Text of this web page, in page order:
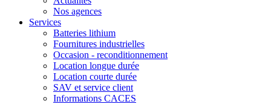
Nos agences
Services
Batteries lithium
Fournitures industrielles
Occasion - reconditionnement
Location longue durée
Location courte durée
SAV et service client
Informations CACES